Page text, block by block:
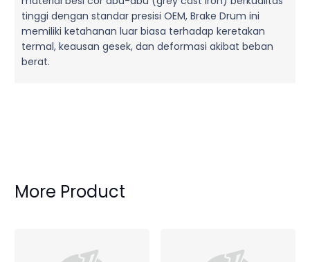
tinggi dengan standar presisi OEM, Brake Drum ini
memiliki ketahanan luar biasa terhadap keretakan
termal, keausan gesek, dan deformasi akibat beban
berat.
More Product